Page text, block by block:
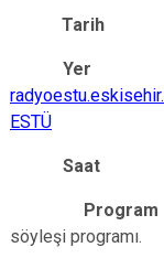
Tarih
Yer
ESTÜ
Saat
söyleşi programı.